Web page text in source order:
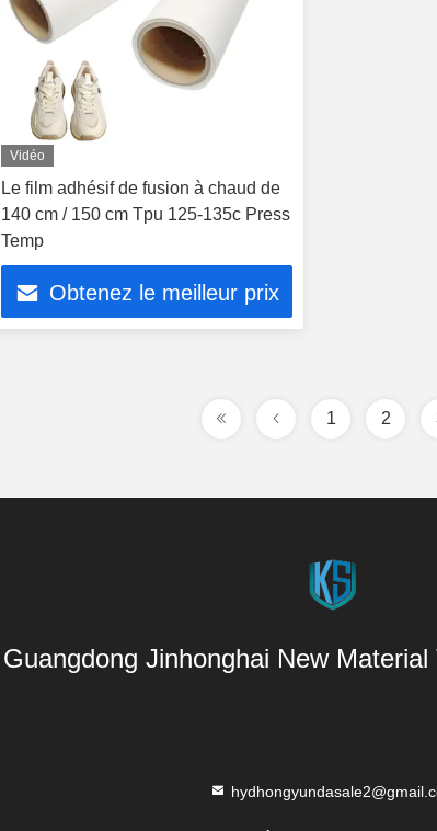
Vidéo
Le film adhésif de fusion à chaud de
140 cm / 150 cm Tpu 125-135c Press
Temp
Obtenez le meilleur prix
1 2
Guangdong Jinhonghai New Material